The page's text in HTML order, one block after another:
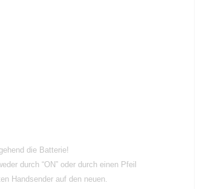
die Batterie!
durch “ON” oder durch einen Pfeil
Handsender auf den neuen.